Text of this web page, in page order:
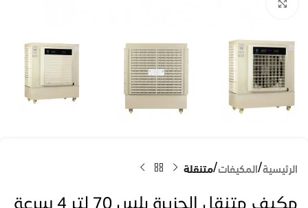
الرئيسية المكيفات متنقلة
مكيف متنقل الجزيرة بلس 70 لتر 4 سرعة